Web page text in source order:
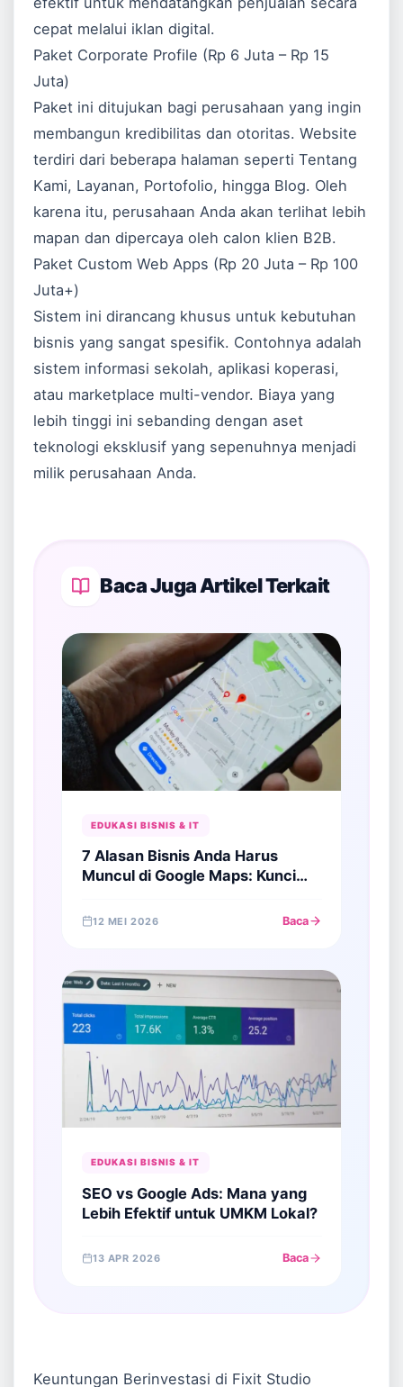
cepat melalui iklan digital.
Paket Corporate Profile (Rp 6 Juta – Rp 15
Juta)
Paket ini ditujukan bagi perusahaan yang ingin
membangun kredibilitas dan otoritas. Website
terdiri dari beberapa halaman seperti Tentang
Kami, Layanan, Portofolio, hingga Blog. Oleh
karena itu, perusahaan Anda akan terlihat lebih
mapan dan dipercaya oleh calon klien B2B.
Paket Custom Web Apps (Rp 20 Juta – Rp 100
Juta+)
Sistem ini dirancang khusus untuk kebutuhan
bisnis yang sangat spesifik. Contohnya adalah
sistem informasi sekolah, aplikasi koperasi,
atau marketplace multi-vendor. Biaya yang
lebih tinggi ini sebanding dengan aset
teknologi eksklusif yang sepenuhnya menjadi
milik perusahaan Anda.
Baca Juga Artikel Terkait
EDUKASI BISNIS & IT
7 Alasan Bisnis Anda Harus
Muncul di Google Maps: Kunci
Lokal
12 MEI 2026 Baca
EDUKASI BISNIS & IT
SEO vs Google Ads: Mana yang
Lebih Efektif untuk UMKM Lokal?
13 APR 2026 Baca
Keuntungan Berinvestasi di Fixit Studio